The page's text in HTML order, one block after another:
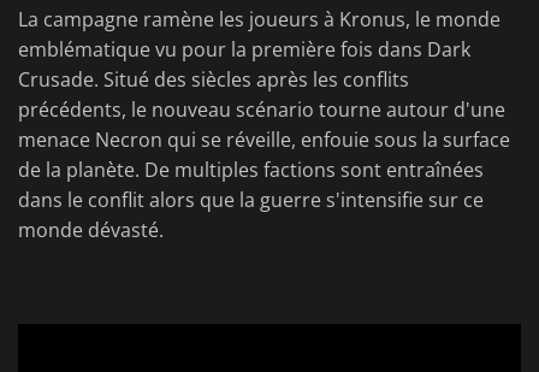
La campagne ramène les joueurs à Kronus, le monde
emblématique vu pour la première fois dans Dark
Crusade. Situé des siècles après les conflits
précédents, le nouveau scénario tourne autour d'une
menace Necron qui se réveille, enfouie sous la surface
de la planète. De multiples factions sont entraînées
dans le conflit alors que la guerre s'intensifie sur ce
monde dévasté.